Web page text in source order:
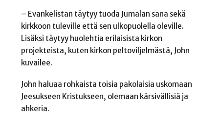
– Evankelistan täytyy tuoda Jumalan sana sekä
kirkkoon tuleville että sen ulkopuolella oleville.
Lisäksi täytyy huolehtia erilaisista kirkon
projekteista, kuten kirkon peltoviljelmästä, John
kuvailee.
John haluaa rohkaista toisia pakolaisia uskomaan
Jeesukseen Kristukseen, olemaan kärsivällisiä ja
ahkeria.